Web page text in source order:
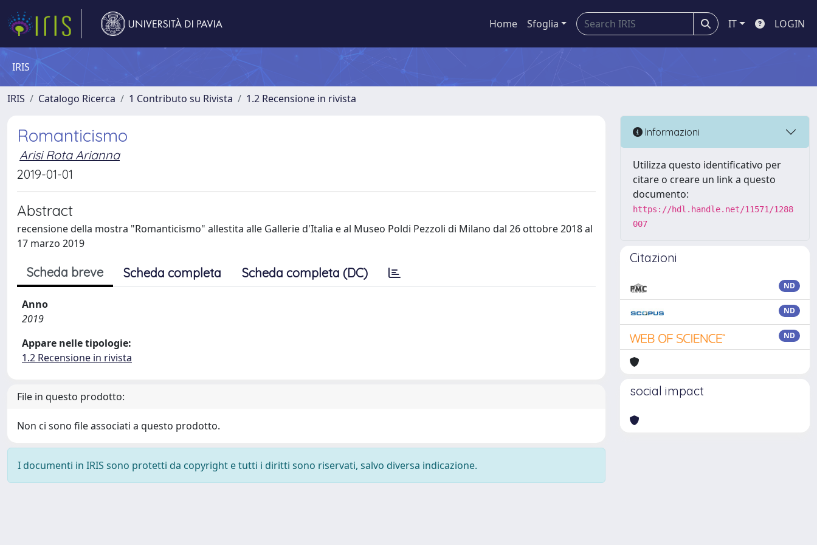
Home Sfoglia IT LOGIN
IRIS
IRIS Catalogo Ricerca 1 Contributo su Rivista 1.2 Recensione in rivista
Romanticismo
Arisi Rota Arianna
2019-01-01
Abstract
recensione della mostra "Romanticismo" allestita alle Gallerie d'Italia e al Museo Poldi Pezzoli di Milano dal 26 ottobre 2018 al
17 marzo 2019
Scheda breve Scheda completa Scheda completa (DC)
Anno
2019
Appare nelle tipologie:
1.2 Recensione in rivista
File in questo prodotto:
Non ci sono file associati a questo prodotto.
I documenti in IRIS sono protetti da copyright e tutti i diritti sono riservati, salvo diversa indicazione.
Informazioni
Utilizza questo identificativo per
citare o creare un link a questo
documento:
https://hdl.handle.net/11571/1288
007
Citazioni
ND
ND
ND
social impact